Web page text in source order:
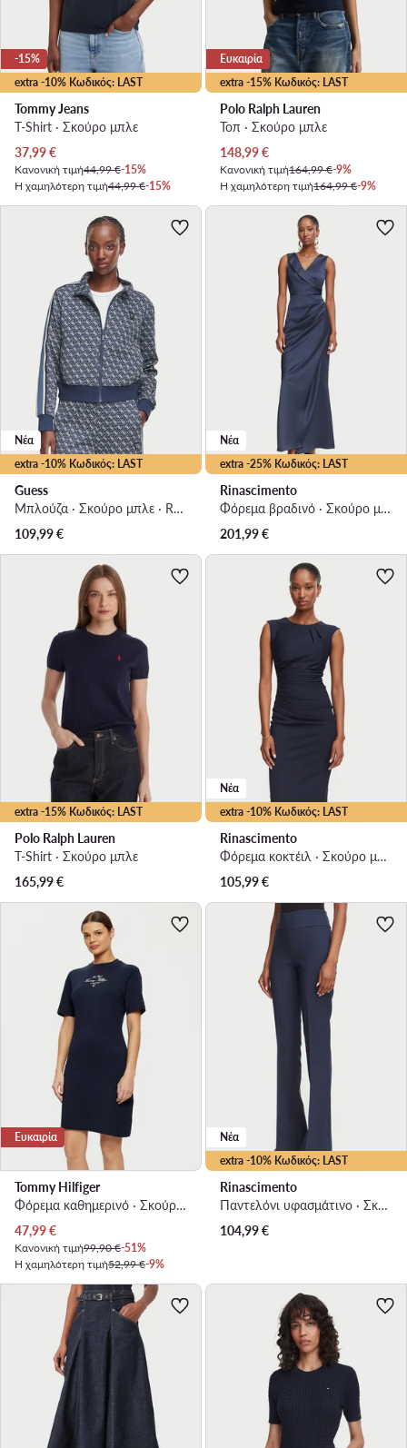
extra -10% Κωδικός: LAST
-15%
Tommy Jeans
T-Shirt · Σκούρο μπλε
Τρέχουσα τιμή
37,99€
Κανονική τιμή44,99 €-15%
Η χαμηλότερη τιμή44,99 €-15%
extra -15% Κωδικός: LAST
Ευκαιρία
Polo Ralph Lauren
Τοπ · Σκούρο μπλε
Τρέχουσα τιμή
148,99€
Κανονική τιμή164,99 €-9%
Η χαμηλότερη τιμή164,99 €-9%
extra -10% Κωδικός: LAST
Νέα
Guess
Μπλούζα · Σκούρο μπλε · Regular Fit
109,99€
extra -25% Κωδικός: LAST
Νέα
Rinascimento
Φόρεμα βραδινό · Σκούρο μπλε · Maxi
201,99€
extra -15% Κωδικός: LAST
Polo Ralph Lauren
T-Shirt · Σκούρο μπλε
165,99€
extra -10% Κωδικός: LAST
Νέα
Rinascimento
Φόρεμα κοκτέιλ · Σκούρο μπλε · Mini
105,99€
Ευκαιρία
Tommy Hilfiger
Φόρεμα καθημερινό · Σκούρο μπλε · Midi
Τρέχουσα τιμή
47,99€
Κανονική τιμή99,90 €-51%
Η χαμηλότερη τιμή52,99 €-9%
extra -10% Κωδικός: LAST
Νέα
Rinascimento
Παντελόνι υφασμάτινο · Σκούρο μπλε · Regular Fit
104,99€